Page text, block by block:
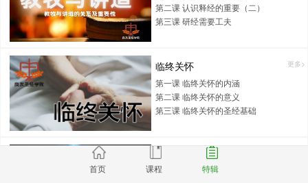
第二课 认识释经的重要（二）
第三课 研经需要工夫
临终关怀 更多>
第一课 临终关怀的内涵
第二课 临终关怀的意义
第三课 临终关怀的圣经基础
圣诞节特辑2024：耶稣来了
第一课 耶稣降生与吹角节
首页 课程 特辑